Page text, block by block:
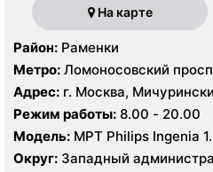
На карте
Район: Раменки
Метро: Ломоносовский
Мичуринский проспект
Адрес: г. Москва,
Режим работы: 8.00 - 20.00
Модель: МРТ Philips Ingenia
32 среза, УЗИ GE Logiq-9,
Округ: Западный